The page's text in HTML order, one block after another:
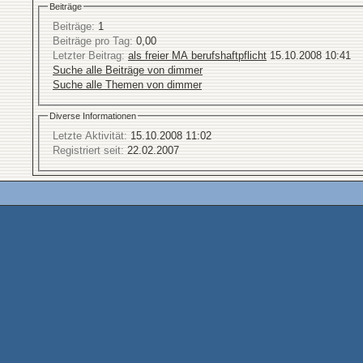
Beiträge
Beiträge: 1
Beiträge pro Tag: 0,00
Letzter Beitrag: als freier MA berufshaftpflicht 15.10.2008 10:41
Suche alle Beiträge von dimmer
Suche alle Themen von dimmer
Diverse Informationen
Letzte Aktivität: 15.10.2008 11:02
Registriert seit: 22.02.2007